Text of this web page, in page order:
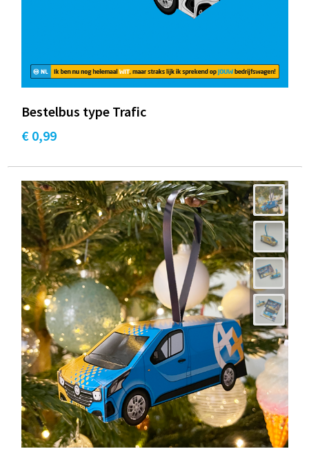
Bestelbus type Trafic
€ 0,99